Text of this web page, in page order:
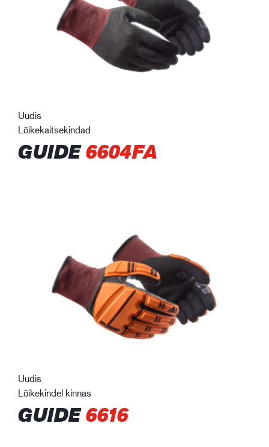
Uudis
Lõikekaitsekindad
GUIDE6604FA
Uudis
Lõikekindel kinnas
GUIDE6616